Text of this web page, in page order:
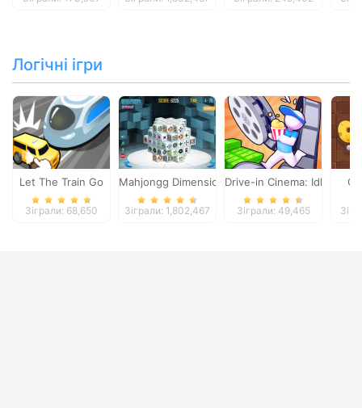
Логічні ігри
Let The Train Go
Зіграли: 68,650
Mahjongg Dimensions
Зіграли: 1,802,467
Drive-in Cinema: Idle Game
Зіграли: 49,465